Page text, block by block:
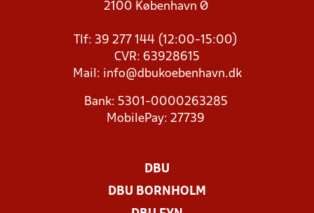
2100 København Ø
Tlf: 39 277 144 (12:00-15:00)
CVR: 63928615
Mail: info@dbukoebenhavn.dk
Bank: 5301-0000263285
MobilePay: 27739
DBU
DBU BORNHOLM